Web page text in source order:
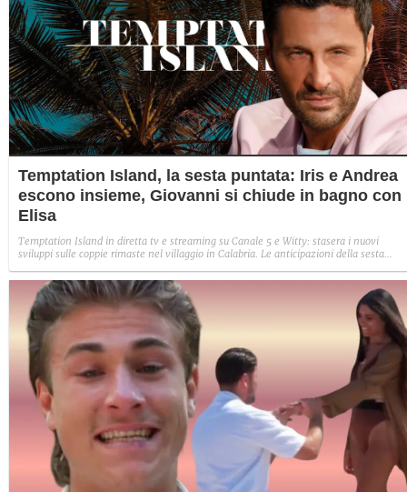
Temptation Island, la sesta puntata: Iris e Andrea
escono insieme, Giovanni si chiude in bagno con
Elisa
Temptation Island in diretta tv e streaming su Canale 5 e Witty: stasera i nuovi
sviluppi sulle coppie rimaste nel villaggio in Calabria. Le anticipazioni della sesta
Sabrina rifiuta il falò con Giovanni e si avvicina a Lory.